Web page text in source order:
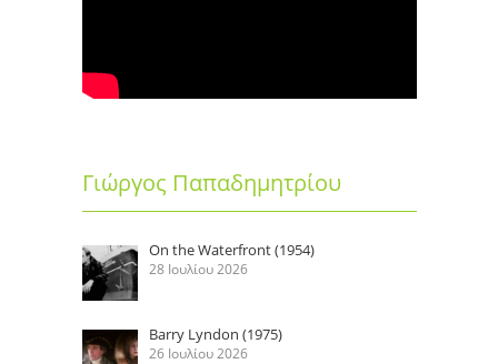
Γιώργος Παπαδημητρίου
On the Waterfront (1954)
28 Ιουλίου 2026
Barry Lyndon (1975)
26 Ιουλίου 2026